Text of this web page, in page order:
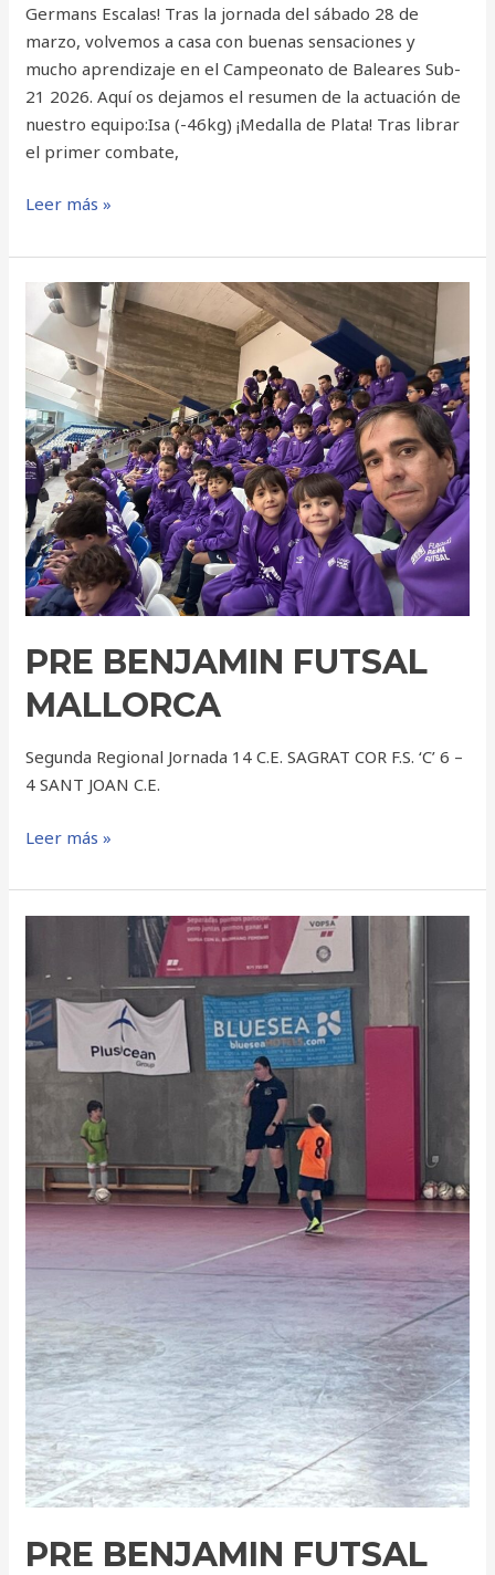
Germans Escalas! Tras la jornada del sábado 28 de
marzo, volvemos a casa con buenas sensaciones y
mucho aprendizaje en el Campeonato de Baleares Sub-
21 2026. Aquí os dejamos el resumen de la actuación de
nuestro equipo:Isa (-46kg) ¡Medalla de Plata! Tras librar
el primer combate,
Leer más »
PRE BENJAMIN FUTSAL
MALLORCA
Segunda Regional Jornada 14 C.E. SAGRAT COR F.S. ‘C’ 6 –
4 SANT JOAN C.E.
PRE
BENJAMIN
FUTSAL
MALLORCA
Leer más »
PRE BENJAMIN FUTSAL
FUTSAL
MALLORCA